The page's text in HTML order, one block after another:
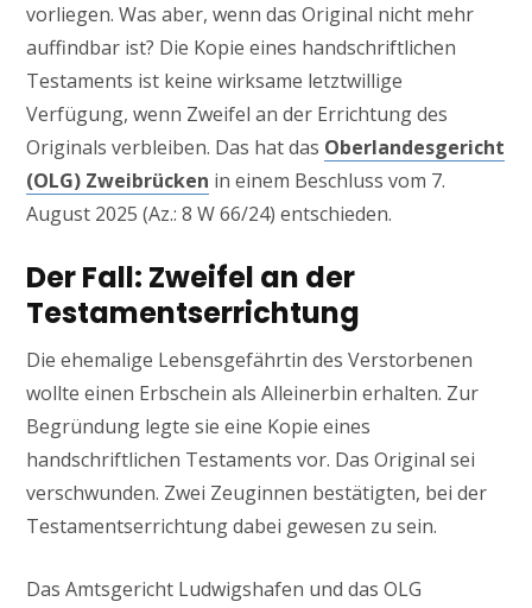
vorliegen. Was aber, wenn das Original nicht mehr
auffindbar ist? Die Kopie eines handschriftlichen
Testaments ist keine wirksame letztwillige
Verfügung, wenn Zweifel an der Errichtung des
Originals verbleiben. Das hat das Oberlandesgericht
(OLG) Zweibrücken in einem Beschluss vom 7.
August 2025 (Az.: 8 W 66/24) entschieden.
Der Fall: Zweifel an der
Testamentserrichtung
Die ehemalige Lebensgefährtin des Verstorbenen
wollte einen Erbschein als Alleinerbin erhalten. Zur
Begründung legte sie eine Kopie eines
handschriftlichen Testaments vor. Das Original sei
verschwunden. Zwei Zeuginnen bestätigten, bei der
Testamentserrichtung dabei gewesen zu sein.
Das Amtsgericht Ludwigshafen und das OLG